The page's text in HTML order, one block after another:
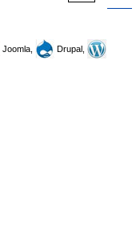
Joomla,
Drupal,